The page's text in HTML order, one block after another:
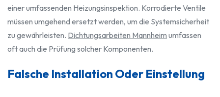
einer umfassenden Heizungsinspektion. Korrodierte Ventile
müssen umgehend ersetzt werden, um die Systemsicherheit
zu gewährleisten. Dichtungsarbeiten Mannheim umfassen
oft auch die Prüfung solcher Komponenten.
Falsche Installation Oder Einstellung